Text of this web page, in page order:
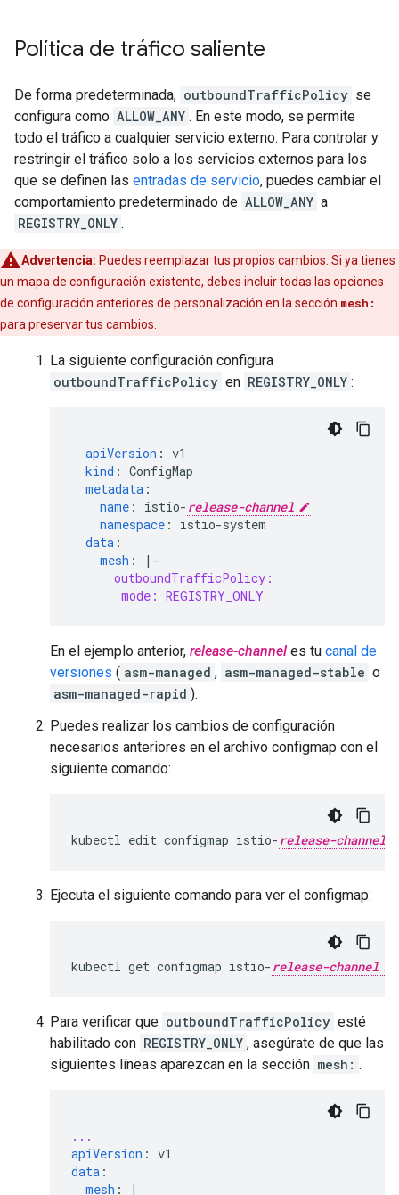
Política de tráfico saliente
De forma predeterminada, outboundTrafficPolicy se
configura como ALLOW_ANY . En este modo, se permite
todo el tráfico a cualquier servicio externo. Para controlar y
restringir el tráfico solo a los servicios externos para los
que se definen las entradas de servicio, puedes cambiar el
comportamiento predeterminado de ALLOW_ANY a
REGISTRY_ONLY .
Advertencia: Puedes reemplazar tus propios cambios. Si ya tienes
un mapa de configuración existente, debes incluir todas las opciones
de configuración anteriores de personalización en la sección mesh:
para preservar tus cambios.
La siguiente configuración configura
outboundTrafficPolicy en REGISTRY_ONLY :
apiVersion : v1
kind : ConfigMap
metadata :
name : istio- release-channel
namespace :
istio-system
data :
mesh :
|-
outboundTrafficPolicy:
mode: REGISTRY_ONLY
En el ejemplo anterior, release-channel es tu canal de
versiones ( asm-managed , asm-managed-stable o
asm-managed-rapid ).
Puedes realizar los cambios de configuración
necesarios anteriores en el archivo configmap con el
siguiente comando:
kubectl edit configmap istio- release-channel
Ejecuta el siguiente comando para ver el configmap:
kubectl get configmap istio- release-channel
Para verificar que outboundTrafficPolicy esté
habilitado con REGISTRY_ONLY , asegúrate de que las
siguientes líneas aparezcan en la sección mesh: .
...
apiVersion : v1
data :
mesh :
|